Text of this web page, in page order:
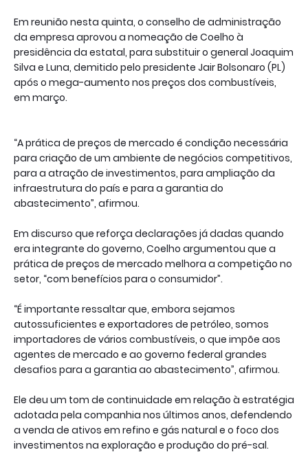
Em reunião nesta quinta, o conselho de administração
da empresa aprovou a nomeação de Coelho à
presidência da estatal, para substituir o general Joaquim
Silva e Luna, demitido pelo presidente Jair Bolsonaro (PL)
após o mega-aumento nos preços dos combustíveis,
em março.
“A prática de preços de mercado é condição necessária
para criação de um ambiente de negócios competitivos,
para a atração de investimentos, para ampliação da
infraestrutura do país e para a garantia do
abastecimento”, afirmou.
Em discurso que reforça declarações já dadas quando
era integrante do governo, Coelho argumentou que a
prática de preços de mercado melhora a competição no
setor, “com benefícios para o consumidor”.
“É importante ressaltar que, embora sejamos
autossuficientes e exportadores de petróleo, somos
importadores de vários combustíveis, o que impõe aos
agentes de mercado e ao governo federal grandes
desafios para a garantia ao abastecimento”, afirmou.
Ele deu um tom de continuidade em relação à estratégia
adotada pela companhia nos últimos anos, defendendo
a venda de ativos em refino e gás natural e o foco dos
investimentos na exploração e produção do pré-sal.